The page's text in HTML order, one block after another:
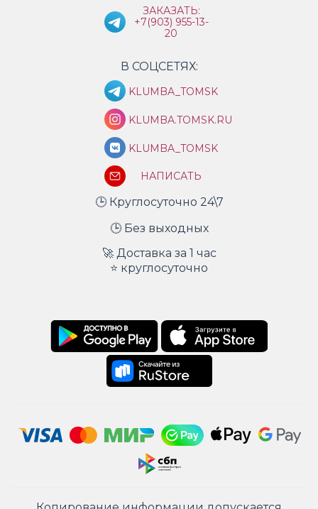
ЗАКАЗАТЬ:
+7(903) 955-13-
20
В СОЦСЕТЯХ:
KLUMBA_TOMSK
KLUMBA.TOMSK.RU
KLUMBA_TOMSK
НАПИСАТЬ
🕒 Круглосуточно 24\7
🕒 Без выходных
🚀 Доставка за 1 час
⭐ круглосуточно